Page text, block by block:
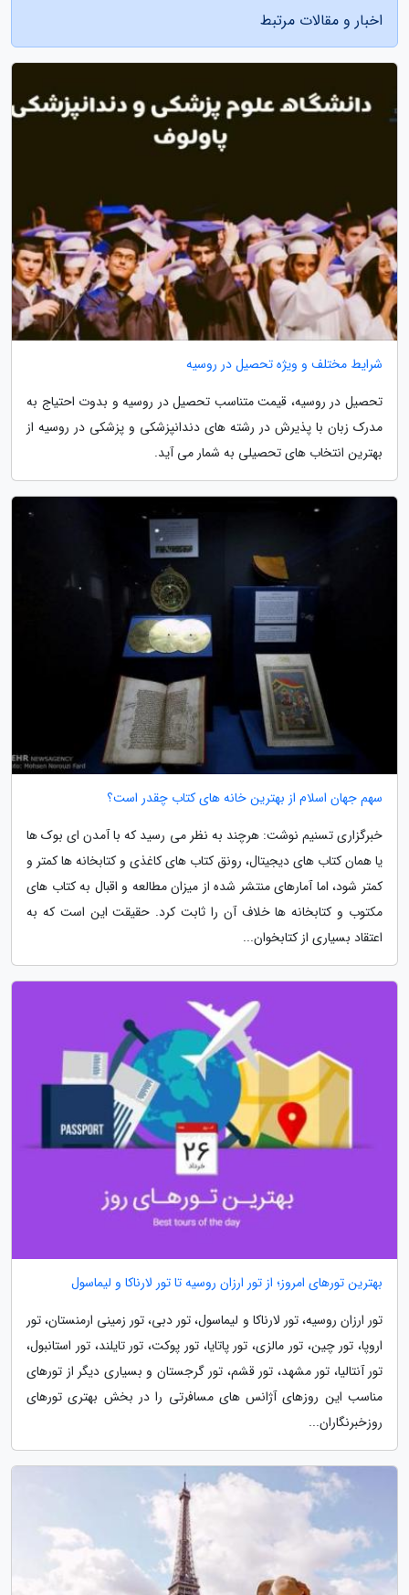
اخبار و مقالات مرتبط
شرایط مختلف و ویژه تحصیل در روسیه
تحصیل در روسیه، قیمت متناسب تحصیل در روسیه و بدوت احتیاج به
مدرک زبان با پذیرش در رشته های دندانپزشکی و پزشکی در روسیه از
بهترین انتخاب های تحصیلی به شمار می آید.
سهم جهان اسلام از بهترین خانه های کتاب چقدر است؟
خبرگزاری تسنیم نوشت: هرچند به نظر می رسید که با آمدن ای بوک ها
یا همان کتاب های دیجیتال، رونق کتاب های کاغذی و کتابخانه ها کمتر و
کمتر شود، اما آمارهای منتشر شده از میزان مطالعه و اقبال به کتاب های
مکتوب و کتابخانه ها خلاف آن را ثابت کرد. حقیقت این است که به
اعتقاد بسیاری از کتابخوان...
بهترین تورهای امروز؛ از تور ارزان روسیه تا تور لارناکا و لیماسول
تور ارزان روسیه، تور لارناکا و لیماسول، تور دبی، تور زمینی ارمنستان، تور
اروپا، تور چین، تور مالزی، تور پاتایا، تور پوکت، تور تایلند، تور استانبول،
تور آنتالیا، تور مشهد، تور قشم، تور گرجستان و بسیاری دیگر از تورهای
مناسب این روزهای آژانس های مسافرتی را در بخش بهتری تورهای
روزخبرنگاران...